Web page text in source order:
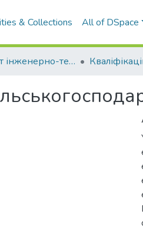
& Collections All of DSpace
Факультет інженерно-технологічний